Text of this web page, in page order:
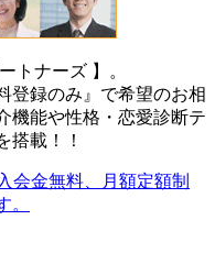
トナーズ 】。
登録のみ』で希望のお相
機能や性格・恋愛診断テ
搭載！！
会金無料、月額定額制
。